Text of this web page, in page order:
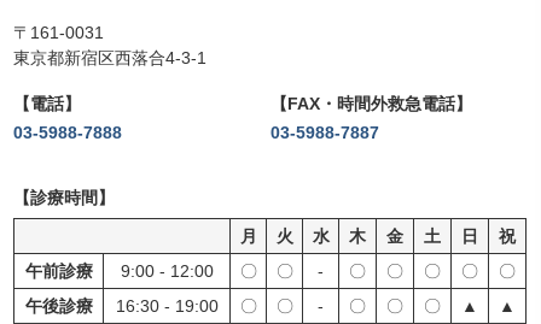
〒161-0031
東京都新宿区西落合4-3-1
電話
03-5988-7888
FAX・時間外救急電話
03-5988-7887
診療時間
月
火 水 木 金 土 日
祝
午前診療
9:00 - 12:00 〇 〇 - 〇 〇 〇 〇
〇
午後診療
16:30 - 19:00 〇 〇 - 〇 〇 〇 ▲ ▲